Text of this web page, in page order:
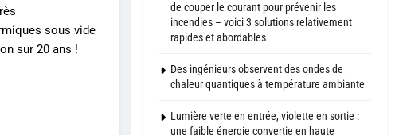
sous vide
sur 20 ans !
de couper le courant pour prévenir les
incendies – voici 3 solutions relativement
rapides et abordables
Des ingénieurs observent des ondes de
chaleur quantiques à température ambiante
Lumière verte en entrée, violette en sortie :
une faible énergie convertie en haute